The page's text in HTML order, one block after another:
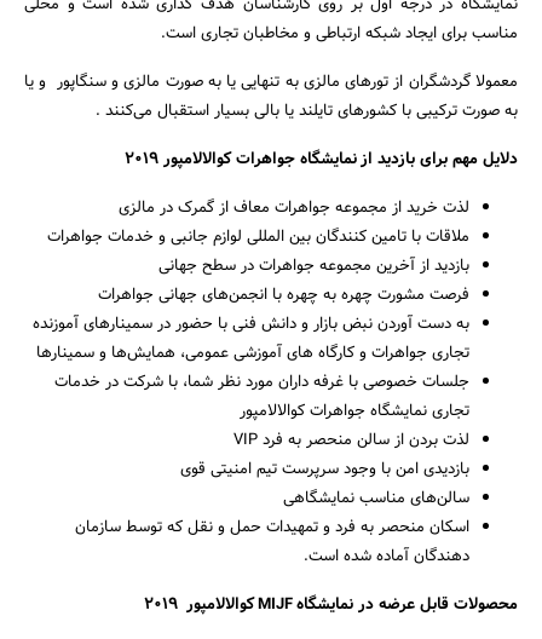
جستجو
نمایشگاه در درجه اول بر روی کارشناسان هدف گذاری شده است و محلی
مناسب برای ایجاد شبکه ارتباطی و مخاطبان تجاری است.
معمولا گردشگران از تورهای مالزی به تنهایی یا به صورت مالزی و سنگاپور و یا
به صورت ترکیبی با کشورهای تایلند یا بالی بسیار استقبال می‌کنند .
دلایل مهم برای بازدید از نمایشگاه جواهرات کوالالامپور 2019
لذت خرید از مجموعه جواهرات معاف از گمرک در مالزی
ملاقات با تامین کنندگان بین المللی لوازم جانبی و خدمات جواهرات
بازدید از آخرین مجموعه جواهرات در سطح جهانی
فرصت مشورت چهره به چهره با انجمن‌های جهانی جواهرات
به دست آوردن نبض بازار و دانش فنی با حضور در سمینارهای آموزنده
تجاری جواهرات و کارگاه های آموزشی عمومی، همایش‌ها و سمینارها
جلسات خصوصی با غرفه داران مورد نظر شما، با شرکت در خدمات
تجاری نمایشگاه جواهرات کوالالامپور
لذت بردن از سالن منحصر به فرد VIP
بازدیدی امن با وجود سرپرست تیم امنیتی قوی
سالن‌های مناسب نمایشگاهی
اسکان منحصر به فرد و تمهیدات حمل و نقل که توسط سازمان
دهندگان آماده شده است.
محصولات قابل عرضه در نمایشگاه MIJF کوالالامپور 2019